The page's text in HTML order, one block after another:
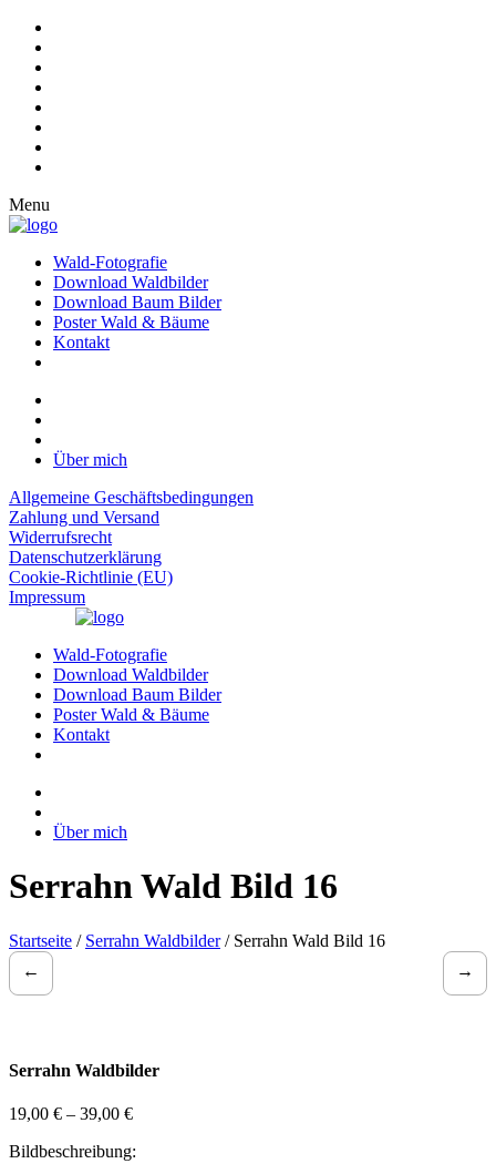
Menu
Wald-Fotografie
Download Waldbilder
Download Baum Bilder
Poster Wald & Bäume
Kontakt
Über mich
Allgemeine Geschäftsbedingungen
Zahlung und Versand
Widerrufsrecht
Datenschutzerklärung
Cookie-Richtlinie (EU)
Impressum
Wald-Fotografie
Download Waldbilder
Download Baum Bilder
Poster Wald & Bäume
Kontakt
Über mich
Serrahn Wald Bild 16
Startseite / Serrahn Waldbilder/ Serrahn Wald Bild 16
←
→
Serrahn Waldbilder
19,00 € – 39,00 €
Bildbeschreibung: